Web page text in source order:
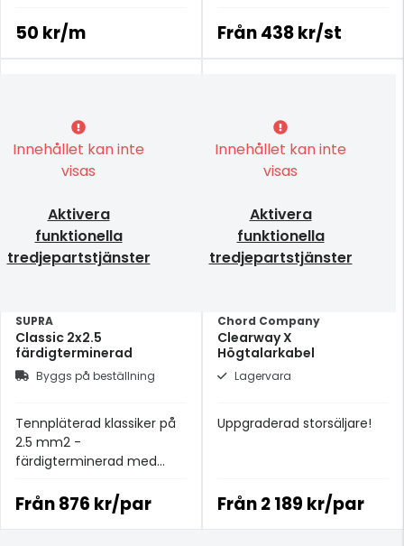
50 kr/m Från438 kr/st
Innehållet kan inte
visas
Aktivera
funktionella
tredjepartstjänster
SUPRA
Classic 2x2.5
färdigterminerad
Byggs på beställning
Tennpläterad klassiker på
2.5 mm2 -
färdigterminerad med
kontakter
Från876 kr/par
Innehållet kan inte
visas
Aktivera
funktionella
tredjepartstjänster
Chord Company
Clearway X
Högtalarkabel
Lagervara
Uppgraderad storsäljare!
Från2 189 kr/par